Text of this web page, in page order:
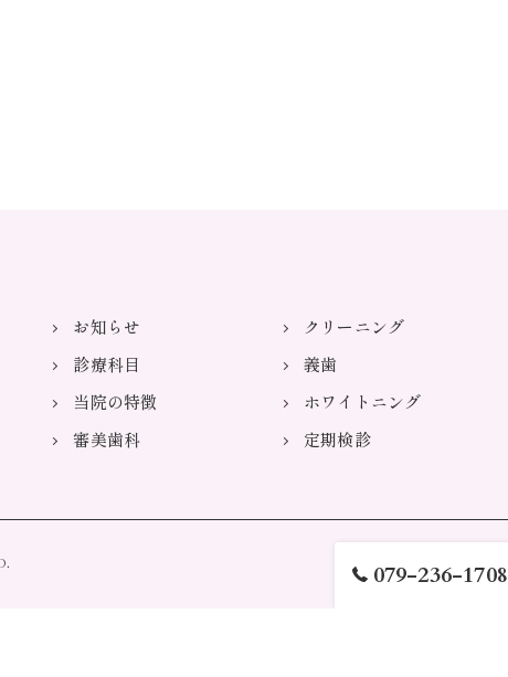
079-236-1708
お知らせ
診療科目
当院の特徴
審美歯科
クリーニング
義歯
ホワイトニング
定期検診